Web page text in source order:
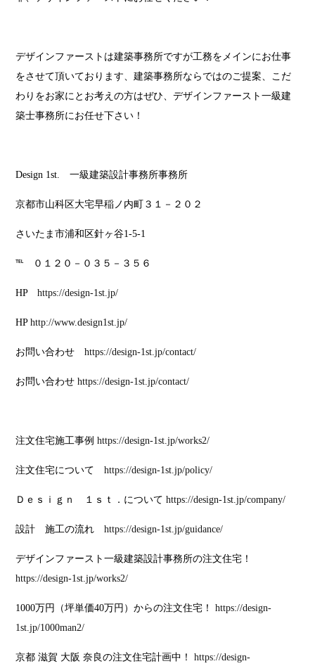
デザインファーストは建築事務所ですが工務をメインにお仕事
をさせて頂いております、建築事務所ならではのご提案、こだ
わりをお家にとお考えの方はぜひ、デザインファースト一級建
築士事務所にお任せ下さい！
Design 1st. 一級建築設計事務所事務所
京都市山科区大宅早稲ノ内町３１－２０２
さいたま市浦和区針ヶ谷1-5-1
℡ ０１２０－０３５－３５６
HPhttps://design-1st.jp/
HPhttp://www.design1st.jp/
お問い合わせhttps://design-1st.jp/contact/
お問い合わせhttps://design-1st.jp/contact/
注文住宅施工事例https://design-1st.jp/works2/
注文住宅についてhttps://design-1st.jp/policy/
Ｄｅｓｉｇｎ １ｓｔ．についてhttps://design-1st.jp/company/
設計 施工の流れhttps://design-1st.jp/guidance/
デザインファースト一級建築設計事務所の注文住宅！
https://design-1st.jp/works2/
1000万円（坪単価40万円）からの注文住宅！https://design-
1st.jp/1000man2/
京都 滋賀 大阪 奈良の注文住宅計画中！https://design-